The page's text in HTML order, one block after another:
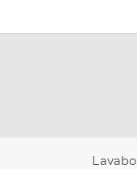
Lavabo